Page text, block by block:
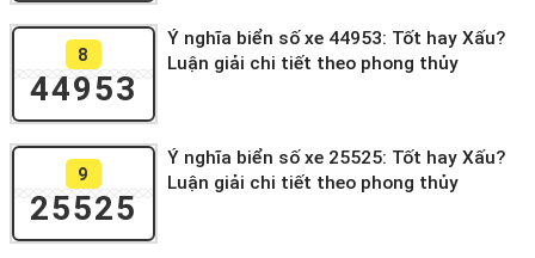
8
44953
Ý nghĩa biển số xe 44953: Tốt hay Xấu?
Luận giải chi tiết theo phong thủy
9
25525
Ý nghĩa biển số xe 25525: Tốt hay Xấu?
Luận giải chi tiết theo phong thủy